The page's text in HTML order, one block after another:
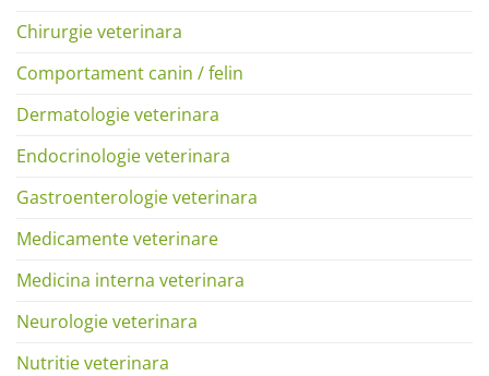
Chirurgie veterinara
Comportament canin / felin
Dermatologie veterinara
Endocrinologie veterinara
Gastroenterologie veterinara
Medicamente veterinare
Medicina interna veterinara
Neurologie veterinara
Nutritie veterinara